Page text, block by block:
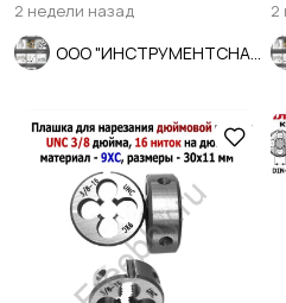
2 недели назад
2